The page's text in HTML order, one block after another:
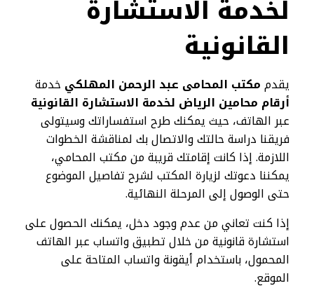
لخدمة الاستشارة
القانونية
يقدممكتب المحامى عبد الرحمن المهلكي خدمة
أرقام محامين الرياض لخدمة الاستشارة القانونية
عبر الهاتف، حيث يمكنك طرح استفساراتك وسيتولى
فريقنا دراسة حالتك والاتصال بك لمناقشة الخطوات
اللازمة. إذا كانت إقامتك قريبة من مكتب المحامي،
يمكننا دعوتك لزيارة المكتب لشرح تفاصيل الموضوع
حتى الوصول إلى المرحلة النهائية.
إذا كنت تعاني من عدم وجود دخل، يمكنك الحصول على
استشارة قانونية من خلال تطبيق واتساب عبر الهاتف
المحمول، باستخدام أيقونة واتساب المتاحة على
الموقع.